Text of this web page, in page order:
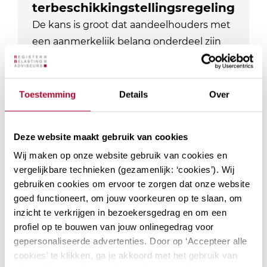
Toestemming Details Over
Deze website maakt gebruik van cookies
Wij maken op onze website gebruik van cookies en
vergelijkbare technieken (gezamenlijk: ‘cookies’). Wij
gebruiken cookies om ervoor te zorgen dat onze website
goed functioneert, om jouw voorkeuren op te slaan, om
inzicht te verkrijgen in bezoekersgedrag en om een
profiel op te bouwen van jouw onlinegedrag voor
gepersonaliseerde advertenties. Door op ‘Accepteer alle
cookies’ te klikken, ga je akkoord met het gebruik van
terbeschikkingstellingsregeling
De kans is groot dat aandeelhouders met
een aanmerkelijk belang onderdeel zijn
van jouw klantenbestand. Als adviseur
laatste ontwikkelingen. Bij RB Academy…
PE-punten Fiscaal
12
PE-punten Algemeen
Module
Actualiteiten
inkomstenbelasting